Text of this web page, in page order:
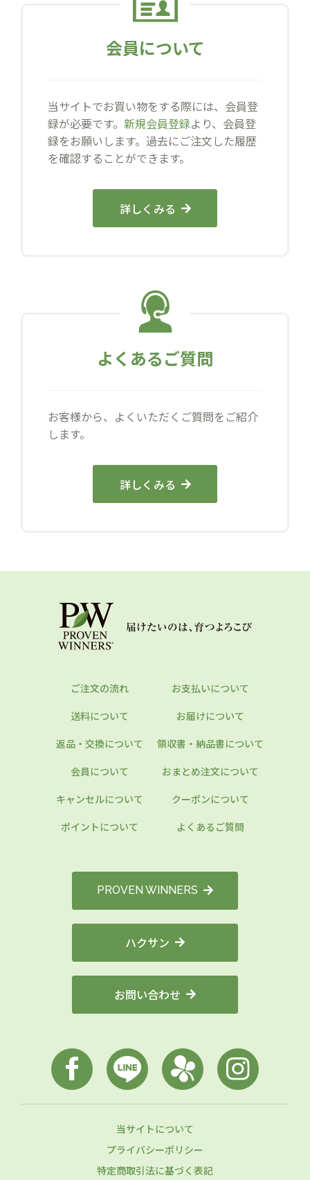
会員について
当サイトでお買い物をする際には、会員登
録が必要です。 新規会員登録より、会員登
録をお願いします。過去にご注文した履歴
を確認することができます。
詳しくみる
よくあるご質問
お客様から、よくいただくご質問をご紹介
します。
詳しくみる
ご注文の流れ
お支払いについて
送料について
お届けについて
返品・交換について
領収書・納品書について
会員について
おまとめ注文について
キャンセルについて
クーポンについて
ポイントについて
よくあるご質問
PROVEN WINNERS
ハクサン
お問い合わせ
当サイトについて
プライバシーポリシー
特定商取引法に基づく表記